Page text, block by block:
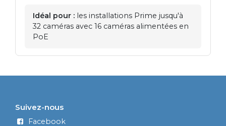
Idéal pour : les installations Prime jusqu'à
32 caméras avec 16 caméras alimentées en
PoE
Suivez-nous
Facebook